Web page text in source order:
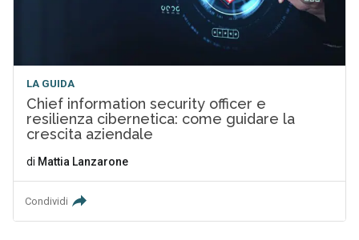
LA GUIDA
Chief information security officer e
resilienza cibernetica: come guidare la
crescita aziendale
di Mattia Lanzarone
Condividi